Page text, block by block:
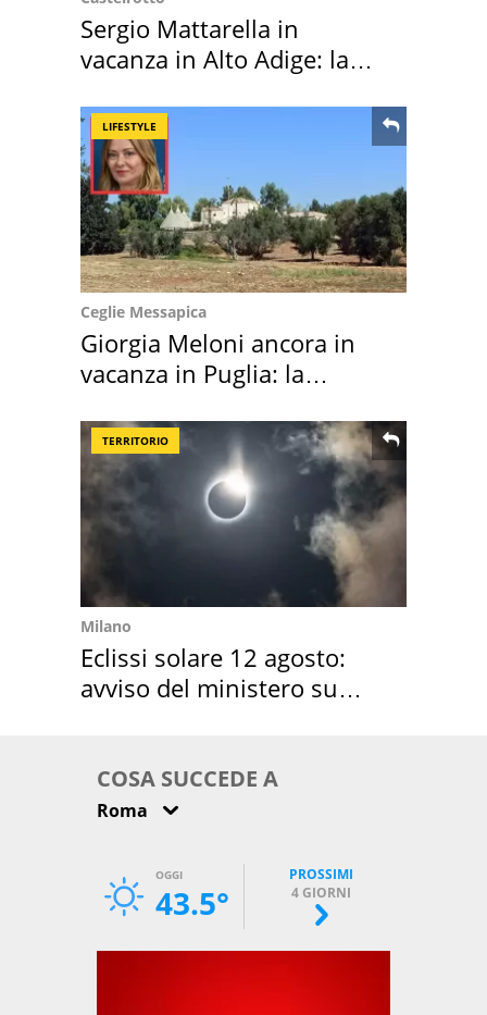
Sergio Mattarella in
vacanza in Alto Adige: la
LIFESTYLE
Ceglie Messapica
Giorgia Meloni ancora in
vacanza in Puglia: la
TERRITORIO
Milano
Eclissi solare 12 agosto:
avviso del ministero su